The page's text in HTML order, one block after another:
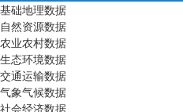
基础地理数据
自然资源数据
农业农村数据
生态环境数据
交通运输数据
气象气候数据
社会经济数据